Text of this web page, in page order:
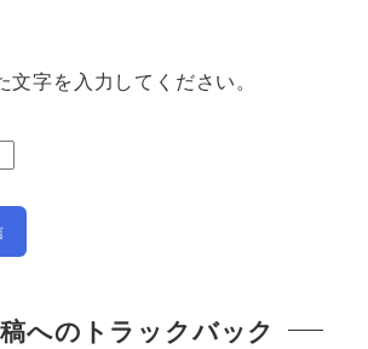
字を入力してください。
へのトラックバック